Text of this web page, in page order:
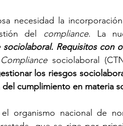
necesidad la
del
compliance. La
Requisitos con
Compliance sociolaboral (
los riesgos
cumplimiento en materia
organismo nacional de